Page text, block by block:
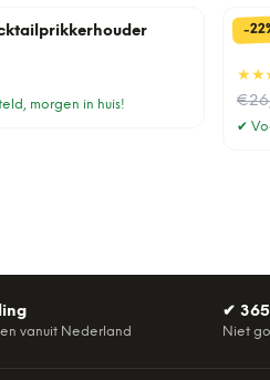
morgen in huis!
-22
Nu
✔
vanuit Nederland
✔
Niet